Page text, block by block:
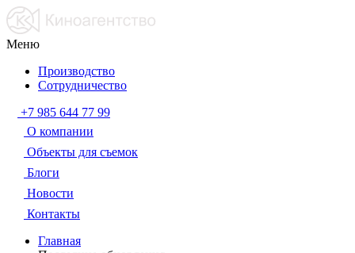
Меню
Производство
Сотрудничество
+7 985 644 77 99
О компании
Объекты для съемок
Блоги
Новости
Контакты
Главная